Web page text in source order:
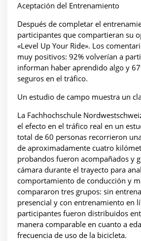
Aceptación del Entrenamiento
Después de completar el
participantes que compartieran su
«Level Up Your Ride». Los
muy positivos: 92% volverían a
informan haber aprendido algo y
seguros en el tráfico.
Un estudio de campo muestra un
La Fachhochschule
el efecto en el tráfico real en un
total de 60 personas recorrieron
de aproximadamente cuatro
probandos fueron acompañados y
cámara durante el trayecto para
comportamiento de conducción y
compararon tres grupos: sin
presencial y con entrenamiento en
participantes fueron distribuidos
manera comparable en cuanto a
frecuencia de uso de la bicicleta.